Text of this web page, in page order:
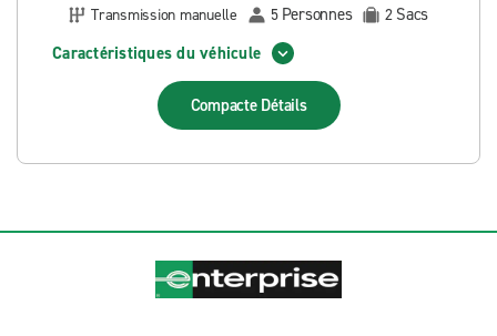
Transmission manuelle
5 Personnes 2 Sacs
Caractéristiques du véhicule
Compacte Détails